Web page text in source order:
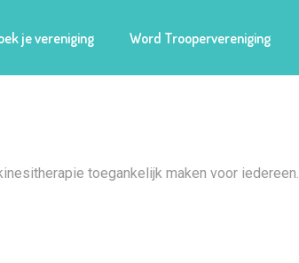
je vereniging Word Troopervereniging
toegankelijk maken voor iedereen.